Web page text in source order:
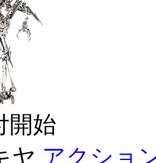
開始
ヤ アクショ